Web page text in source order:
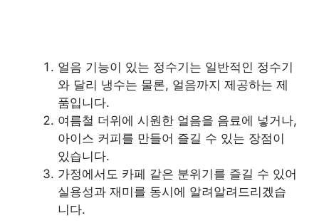
얼음 기능이 있는 정수기는 일반적인 정수기
와 달리 냉수는 물론, 얼음까지 제공하는 제
품입니다.
여름철 더위에 시원한 얼음을 음료에 넣거나,
아이스 커피를 만들어 즐길 수 있는 장점이
있습니다.
가정에서도 카페 같은 분위기를 즐길 수 있어
실용성과 재미를 동시에 알려알려드리겠습
니다.